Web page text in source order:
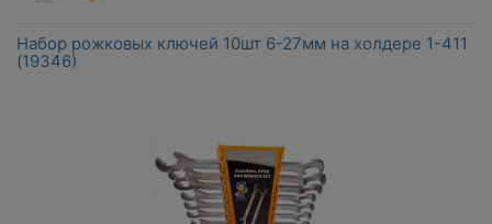
Набор рожковых ключей 10шт 6-27мм на холдере 1-411
(19346)